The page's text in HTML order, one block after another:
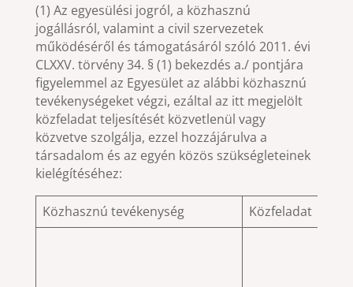
(1) Az egyesülési jogról, a közhasznú
jogállásról, valamint a civil szervezetek
működéséről és támogatásáról szóló 2011. évi
CLXXV. törvény 34. § (1) bekezdés a./ pontjára
figyelemmel az Egyesület az alábbi közhasznú
tevékenységeket végzi, ezáltal az itt megjelölt
közfeladat teljesítését közvetlenül vagy
közvetve szolgálja, ezzel hozzájárulva a
társadalom és az egyén közös szükségleteinek
kielégítéséhez:
Közhasznú tevékenység Közfeladat